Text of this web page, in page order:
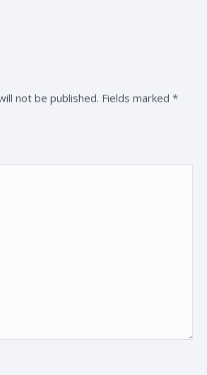
not be published. Fields marked *